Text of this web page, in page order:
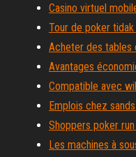
Casino virtuel
Tour de poker
Acheter des tables
Avantages
Compatible avec
Emplois chez
Shoppers poker
Les machines à